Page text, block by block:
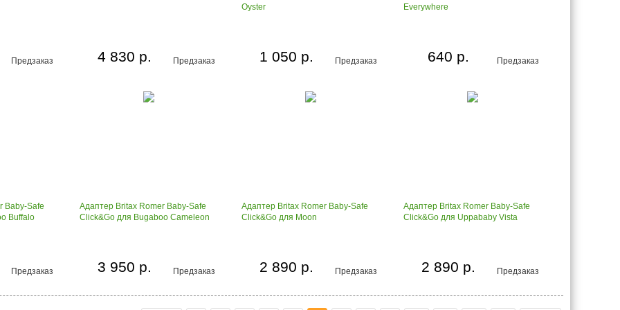
Предзаказ Предзаказ
4 830 р.
Oyster
Предзаказ
1 050 р.
Everywhere
Предзаказ
640 р.
Baby-Safe
Buffalo
Предзаказ
Адаптер Britax Romer Baby-Safe
Click&Go для Bugaboo Cameleon
Предзаказ
3 950 р.
Адаптер Britax Romer Baby-Safe
Click&Go для Moon
Предзаказ
2 890 р.
Адаптер Britax Romer Baby-Safe
Click&Go для Uppababy Vista
Предзаказ
2 890 р.